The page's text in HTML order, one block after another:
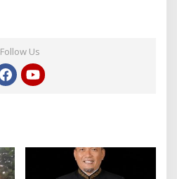
Follow Us